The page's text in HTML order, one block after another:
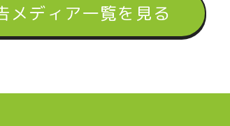
メディア一覧を見る